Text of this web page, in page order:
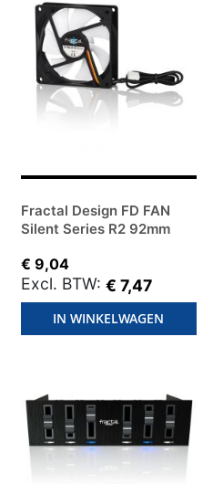
Fractal Design FD FAN
Silent Series R2 92mm
€ 9,04
€ 7,47
IN WINKELWAGEN